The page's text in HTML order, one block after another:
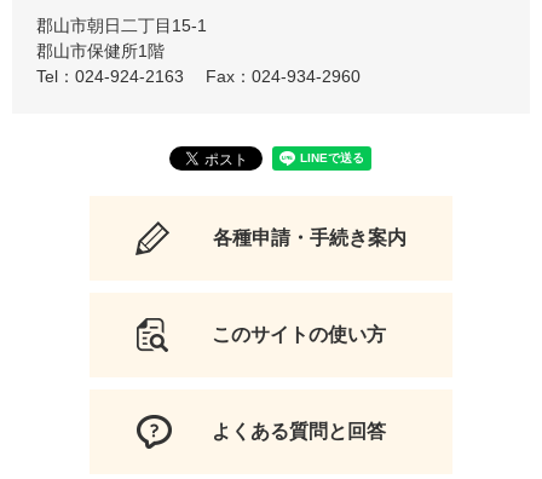
郡山市朝日二丁目15-1
郡山市保健所1階
Tel：024-924-2163
Fax：024-934-2960
各種申請・手続き案内
このサイトの使い方
よくある質問と回答